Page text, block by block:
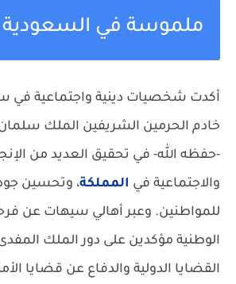
ملموسة في السعودية
أكدت شخصيات دينية واجتماعية في
خادم الحرمين الشريفين الملك سلمان
-حفظه الله- في تحقيق العديد من
والاجتماعية في المملكة، وتحسين
للمواطنين. وعبر أهالي سيهات عن
الوطنية مؤكدين على دور الملك
القضايا الدولية والدفاع عن قضايا